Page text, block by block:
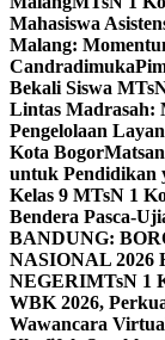
Mahasiswa
Malang:
Candradimuka
Bekali Siswa
Lintas Madrasah:
Pengelolaan
Kota Bogor
untuk Pendidikan
Kelas 9 MTsN 1
Bendera Pasca-
BANDUNG:
NASIONAL
NEGERIMTsN 1
WBK 2026,
Wawancara